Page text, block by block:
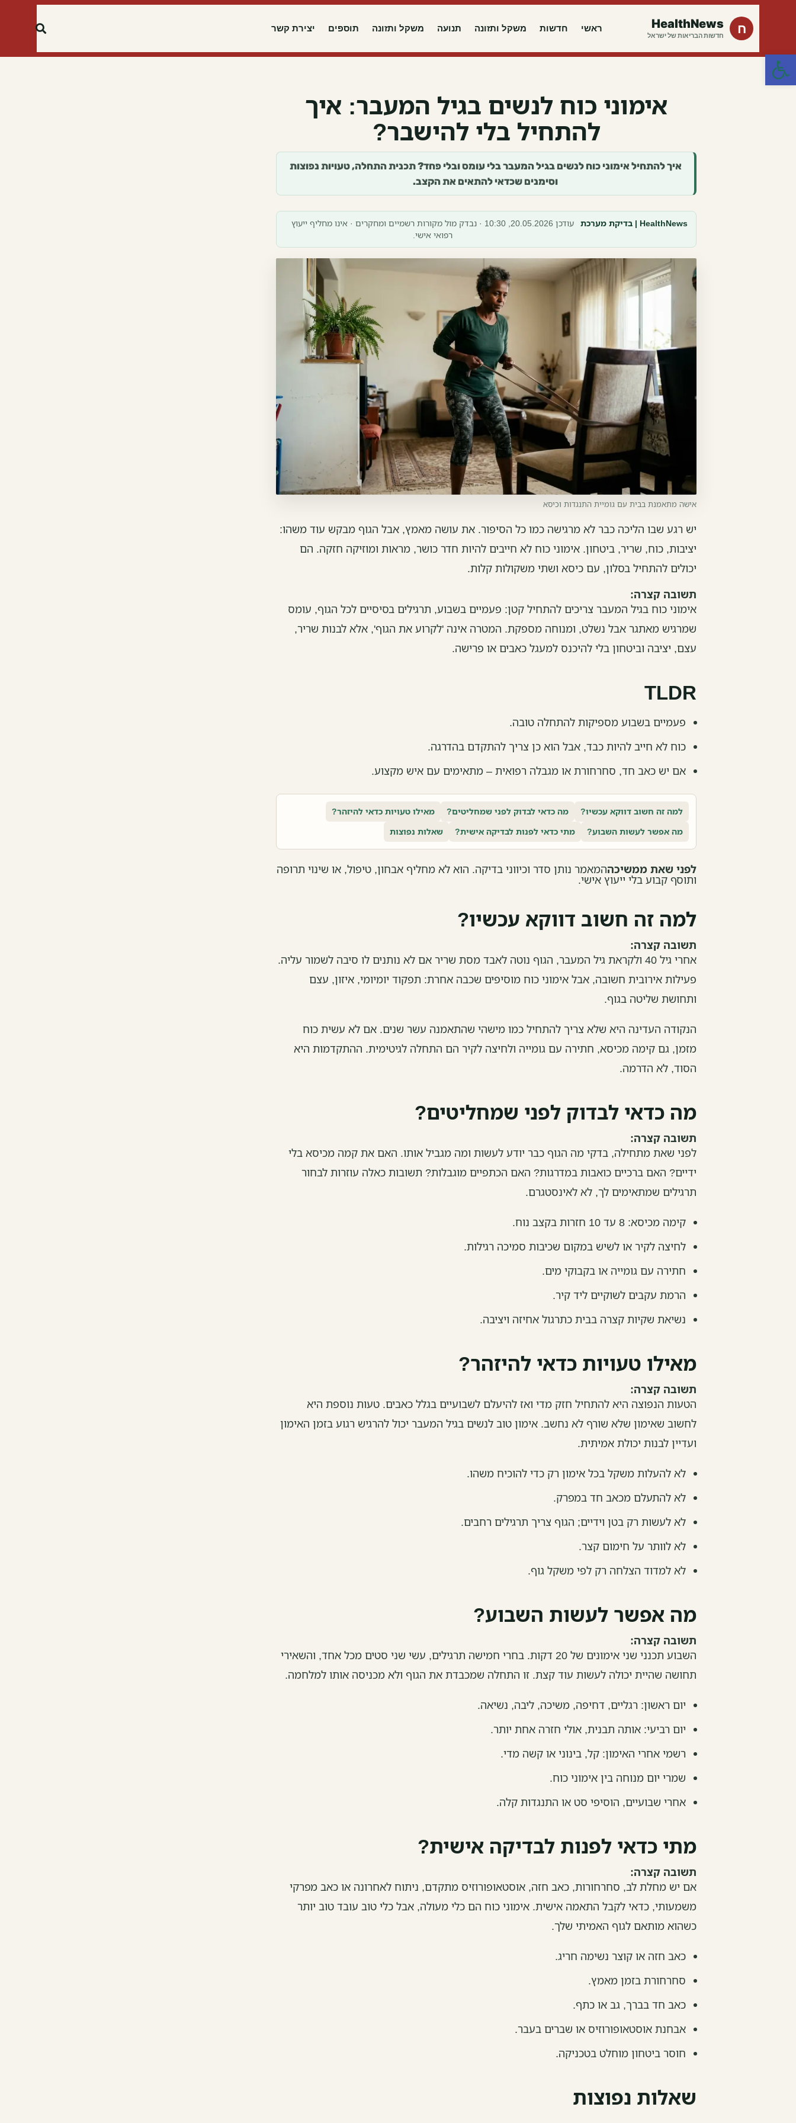
פתח סרגל נגישות
ח HealthNews
חדשות הבריאות של ישראל
ראשי חדשות משקל ותזונה תנועה משקל ותזונה תוספים יצירת קשר
איך להתחיל אימוני כוח לנשים בגיל המעבר בלי עומס ובלי פחד? תכנית התחלה, טעויות נפוצות
וסימנים שכדאי להתאים את הקצב.
אימוני כוח לנשים בגיל המעבר: איך
להתחיל בלי להישבר?
HealthNews | בדיקת מערכת
עודכן 20.05.2026, 10:30 · נבדק מול מקורות רשמיים ומחקרים · אינו מחליף ייעוץ
רפואי אישי.
אישה מתאמנת בבית עם גומיית התנגדות וכיסא
יש רגע שבו הליכה כבר לא מרגישה כמו כל הסיפור. את עושה מאמץ, אבל הגוף מבקש עוד משהו:
יציבות, כוח, שריר, ביטחון. אימוני כוח לא חייבים להיות חדר כושר, מראות ומוזיקה חזקה. הם
יכולים להתחיל בסלון, עם כיסא ושתי משקולות קלות.
תשובה קצרה:
אימוני כוח בגיל המעבר צריכים להתחיל קטן: פעמיים בשבוע, תרגילים בסיסיים לכל הגוף, עומס
שמרגיש מאתגר אבל נשלט, ומנוחה מספקת. המטרה אינה 'לקרוע את הגוף', אלא לבנות שריר,
עצם, יציבה וביטחון בלי להיכנס למעגל כאבים או פרישה.
TLDR
פעמיים בשבוע מספיקות להתחלה טובה.
כוח לא חייב להיות כבד, אבל הוא כן צריך להתקדם בהדרגה.
אם יש כאב חד, סחרחורת או מגבלה רפואית – מתאימים עם איש מקצוע.
למה זה חשוב דווקא עכשיו? מה כדאי לבדוק לפני שמחליטים?
מאילו טעויות כדאי להיזהר?
מה אפשר לעשות השבוע?
מתי כדאי לפנות לבדיקה אישית? שאלות נפוצות
לפני שאת ממשיכההמאמר נותן סדר וכיווני בדיקה. הוא לא מחליף אבחון, טיפול, או שינוי תרופה
ותוסף קבוע בלי ייעוץ אישי.
למה זה חשוב דווקא עכשיו?
תשובה קצרה:
אחרי גיל 40 ולקראת גיל המעבר, הגוף נוטה לאבד מסת שריר אם לא נותנים לו סיבה לשמור עליה.
פעילות אירובית חשובה, אבל אימוני כוח מוסיפים שכבה אחרת: תפקוד יומיומי, איזון, עצם
ותחושת שליטה בגוף.
הנקודה העדינה היא שלא צריך להתחיל כמו מישהי שהתאמנה עשר שנים. אם לא עשית כוח
מזמן, גם קימה מכיסא, חתירה עם גומייה ולחיצה לקיר הם התחלה לגיטימית. ההתקדמות היא
הסוד, לא הדרמה.
מה כדאי לבדוק לפני שמחליטים?
תשובה קצרה:
לפני שאת מתחילה, בדקי מה הגוף כבר יודע לעשות ומה מגביל אותו. האם את קמה מכיסא בלי
ידיים? האם ברכיים כואבות במדרגות? האם הכתפיים מוגבלות? תשובות כאלה עוזרות לבחור
תרגילים שמתאימים לך, לא לאינסטגרם.
קימה מכיסא: 8 עד 10 חזרות בקצב נוח.
לחיצה לקיר או לשיש במקום שכיבות סמיכה רגילות.
חתירה עם גומייה או בקבוקי מים.
הרמת עקבים לשוקיים ליד קיר.
נשיאת שקיות קצרה בבית כתרגול אחיזה ויציבה.
מאילו טעויות כדאי להיזהר?
תשובה קצרה:
הטעות הנפוצה היא להתחיל חזק מדי ואז להיעלם לשבועיים בגלל כאבים. טעות נוספת היא
לחשוב שאימון שלא שורף לא נחשב. אימון טוב לנשים בגיל המעבר יכול להרגיש רגוע בזמן האימון
ועדיין לבנות יכולת אמיתית.
לא להעלות משקל בכל אימון רק כדי להוכיח משהו.
לא להתעלם מכאב חד במפרק.
לא לעשות רק בטן וידיים; הגוף צריך תרגילים רחבים.
לא לוותר על חימום קצר.
לא למדוד הצלחה רק לפי משקל גוף.
מה אפשר לעשות השבוע?
תשובה קצרה:
השבוע תכנני שני אימונים של 20 דקות. בחרי חמישה תרגילים, עשי שני סטים מכל אחד, והשאירי
תחושה שהיית יכולה לעשות עוד קצת. זו התחלה שמכבדת את הגוף ולא מכניסה אותו למלחמה.
יום ראשון: רגליים, דחיפה, משיכה, ליבה, נשיאה.
יום רביעי: אותה תבנית, אולי חזרה אחת יותר.
רשמי אחרי האימון: קל, בינוני או קשה מדי.
שמרי יום מנוחה בין אימוני כוח.
אחרי שבועיים, הוסיפי סט או התנגדות קלה.
מתי כדאי לפנות לבדיקה אישית?
תשובה קצרה:
אם יש מחלת לב, סחרחורות, כאב חזה, אוסטאופורוזיס מתקדם, ניתוח לאחרונה או כאב מפרקי
משמעותי, כדאי לקבל התאמה אישית. אימוני כוח הם כלי מעולה, אבל כלי טוב עובד טוב יותר
כשהוא מותאם לגוף האמיתי שלך.
כאב חזה או קוצר נשימה חריג.
סחרחורת בזמן מאמץ.
כאב חד בברך, גב או כתף.
אבחנת אוסטאופורוזיס או שברים בעבר.
חוסר ביטחון מוחלט בטכניקה.
שאלות נפוצות